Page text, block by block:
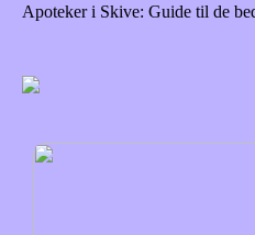
Apoteker i Skive: Guide til de